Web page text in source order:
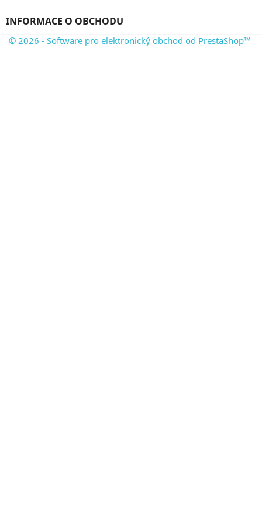
INFORMACE O OBCHODU
© 2026 - Software pro elektronický obchod od PrestaShop™